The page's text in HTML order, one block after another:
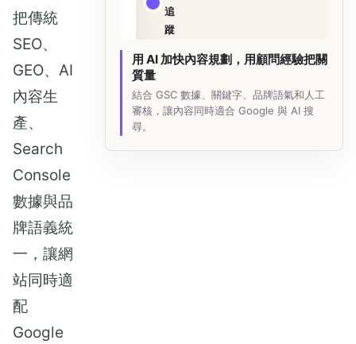
把傳統
SEO、
GEO、AI
內容生
產、
Search
Console
數據與品
牌語義統
一，讓網
站同時適
配
Google
追
蹤
用 AI 加快內容規劃，用顧問經驗把關
質量
結合 GSC 數據、關鍵字、品牌語氣和人工
審核，讓內容同時適合 Google 與 AI 搜
尋。